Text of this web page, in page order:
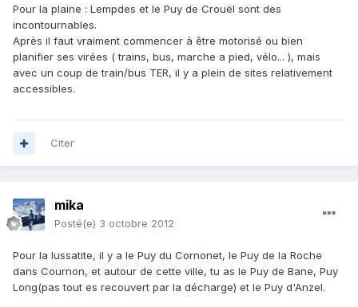
Pour la plaine : Lempdes et le Puy de Crouël sont des
incontournables.
Après il faut vraiment commencer à être motorisé ou bien
planifier ses virées ( trains, bus, marche a pied, vélo... ), mais
avec un coup de train/bus TER, il y a plein de sites relativement
accessibles.
Citer
mika
Posté(e) 3 octobre 2012
Pour la lussatite, il y a le Puy du Cornonet, le Puy de la Roche
dans Cournon, et autour de cette ville, tu as le Puy de Bane, Puy
Long(pas tout es recouvert par la décharge) et le Puy d'Anzel.